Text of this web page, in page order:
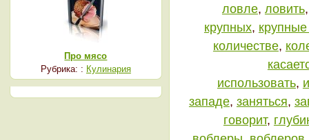
ловле, ловить
крупных,
количестве,
использовать,
западе, заняться,
говорит,
Про мясо
Рубрика: : Кулинария